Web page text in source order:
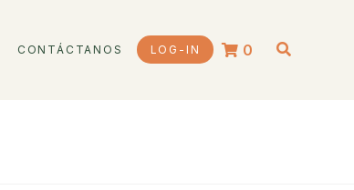
CONTÁCTANOS LOG-IN 0